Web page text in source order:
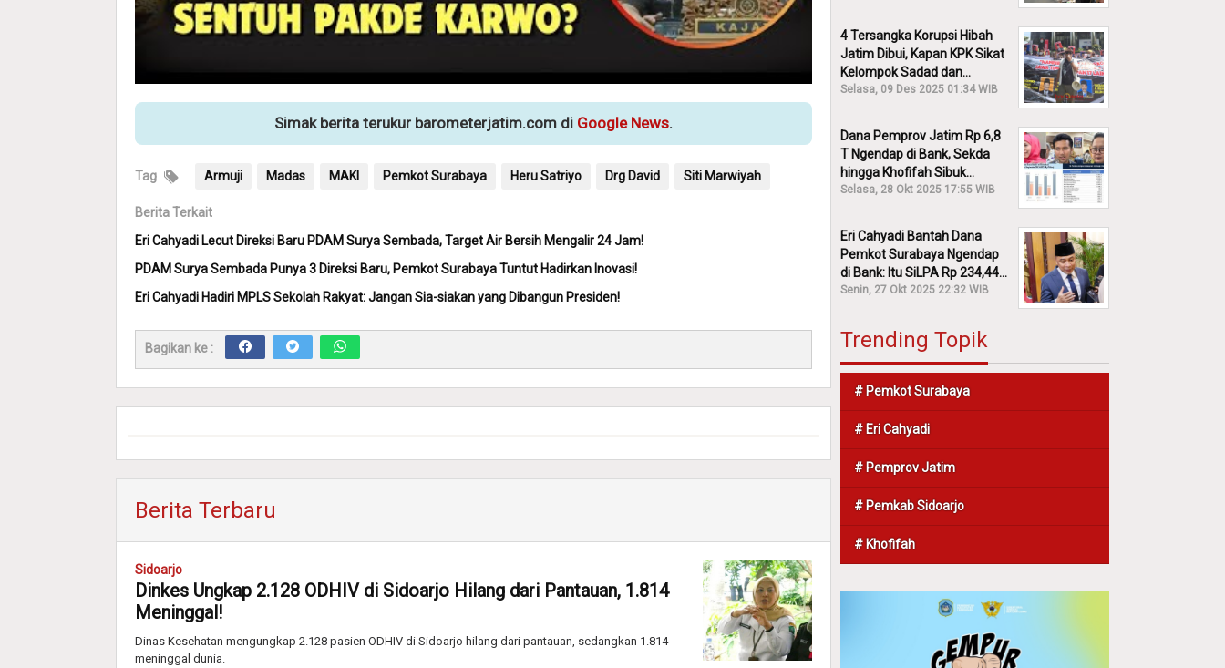
Simak berita terukur barometerjatim.com di Google News.
Tag Armuji Madas MAKI Pemkot Surabaya Heru Satriyo Drg David Siti Marwiyah
Berita Terkait
Eri Cahyadi Lecut Direksi Baru PDAM Surya Sembada, Target Air Bersih Mengalir 24 Jam!
PDAM Surya Sembada Punya 3 Direksi Baru, Pemkot Surabaya Tuntut Hadirkan Inovasi!
Eri Cahyadi Hadiri MPLS Sekolah Rakyat: Jangan Sia-siakan yang Dibangun Presiden!
Bagikan ke :
Berita Terbaru
Sidoarjo
Dinkes Ungkap 2.128 ODHIV di Sidoarjo Hilang dari Pantauan, 1.814
Meninggal!
Dinas Kesehatan mengungkap 2.128 pasien ODHIV di Sidoarjo hilang dari pantauan, sedangkan 1.814
meninggal dunia.
4 Tersangka Korupsi Hibah
Jatim Dibui, Kapan KPK Sikat
Kelompok Sadad dan
Iskandar?
Selasa, 09 Des 2025 01:34 WIB
Dana Pemprov Jatim Rp 6,8
T Ngendap di Bank, Sekda
hingga Khofifah Sibuk
Membantah!
Selasa, 28 Okt 2025 17:55 WIB
Eri Cahyadi Bantah Dana
Pemkot Surabaya Ngendap
di Bank: Itu SiLPA Rp 234,44
M!
Senin, 27 Okt 2025 22:32 WIB
Trending Topik
# Pemkot Surabaya
# Eri Cahyadi
# Pemprov Jatim
# Pemkab Sidoarjo
# Khofifah